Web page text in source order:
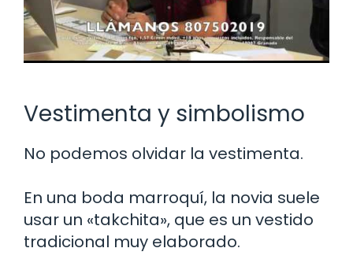
Vestimenta y simbolismo
No podemos olvidar la vestimenta.
En una boda marroquí, la novia suele
usar un «takchita», que es un vestido
tradicional muy elaborado.